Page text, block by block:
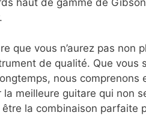
haut de gamme de
que vous n’aurez pas non
de qualité. Que vous
nous
meilleure guitare qui non
la combinaison parfaite